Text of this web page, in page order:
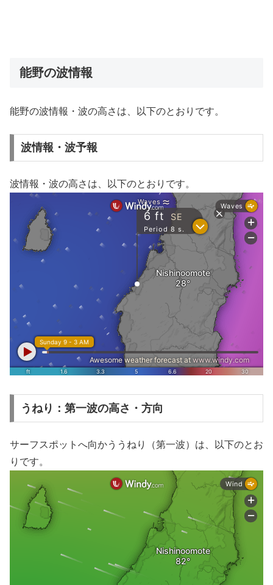
能野の波情報
能野の波情報・波の高さは、以下のとおりです。
波情報・波予報
波情報・波の高さは、以下のとおりです。
うねり：第一波の高さ・方向
サーフスポットへ向かううねり（第一波）は、以下のとお
りです。